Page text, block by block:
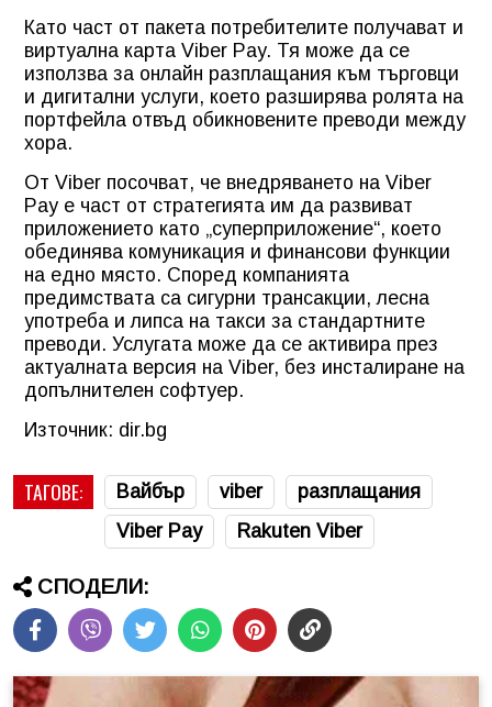
Като част от пакета потребителите получават и
виртуална карта Viber Pay. Тя може да се
използва за онлайн разплащания към търговци
и дигитални услуги, което разширява ролята на
портфейла отвъд обикновените преводи между
хора.
От Viber посочват, че внедряването на Viber
Pay е част от стратегията им да развиват
приложението като „суперприложение“, което
обединява комуникация и финансови функции
на едно място. Според компанията
предимствата са сигурни трансакции, лесна
употреба и липса на такси за стандартните
преводи. Услугата може да се активира през
актуалната версия на Viber, без инсталиране на
допълнителен софтуер.
Източник: dir.bg
ТАГОВЕ: Вайбър viber
разплащания
Viber Pay
Rakuten Viber
СПОДЕЛИ: